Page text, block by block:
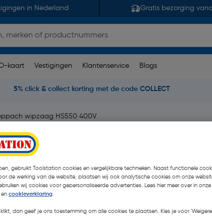
in Nederland Gratis bezorging
kaart Vestigingen Klantenservice Blogs
5% click & collect korting met de code COLLECT
wipzaag HS550 400V
€ 611,13| Excl. btw €
gebruikt Toolstation cookies en vergelijkbare technieken. Naast functionele
de werking van de website, plaatsen wij ook analytische cookies om onze
wij cookies voor gepersonaliseerde advertenties. Lees hier meer over in onze
en cookieverklaring.
dan geef je ons toestemming om alle cookies te plaatsen. Kies je voor